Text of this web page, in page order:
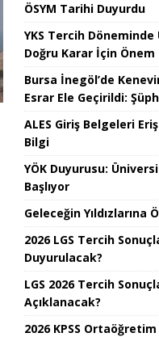
ÖSYM Tarihi Duyurdu
YKS Tercih
Doğru Karar İçin Önem
Bursa İnegöl’de
Esrar Ele Geçirildi:
ALES Giriş Belgeleri
Bilgi
YÖK Duyurusu:
Başlıyor
Geleceğin Yıldızlarına
2026 LGS Tercih
Duyurulacak?
LGS 2026 Tercih
Açıklanacak?
2026 KPSS